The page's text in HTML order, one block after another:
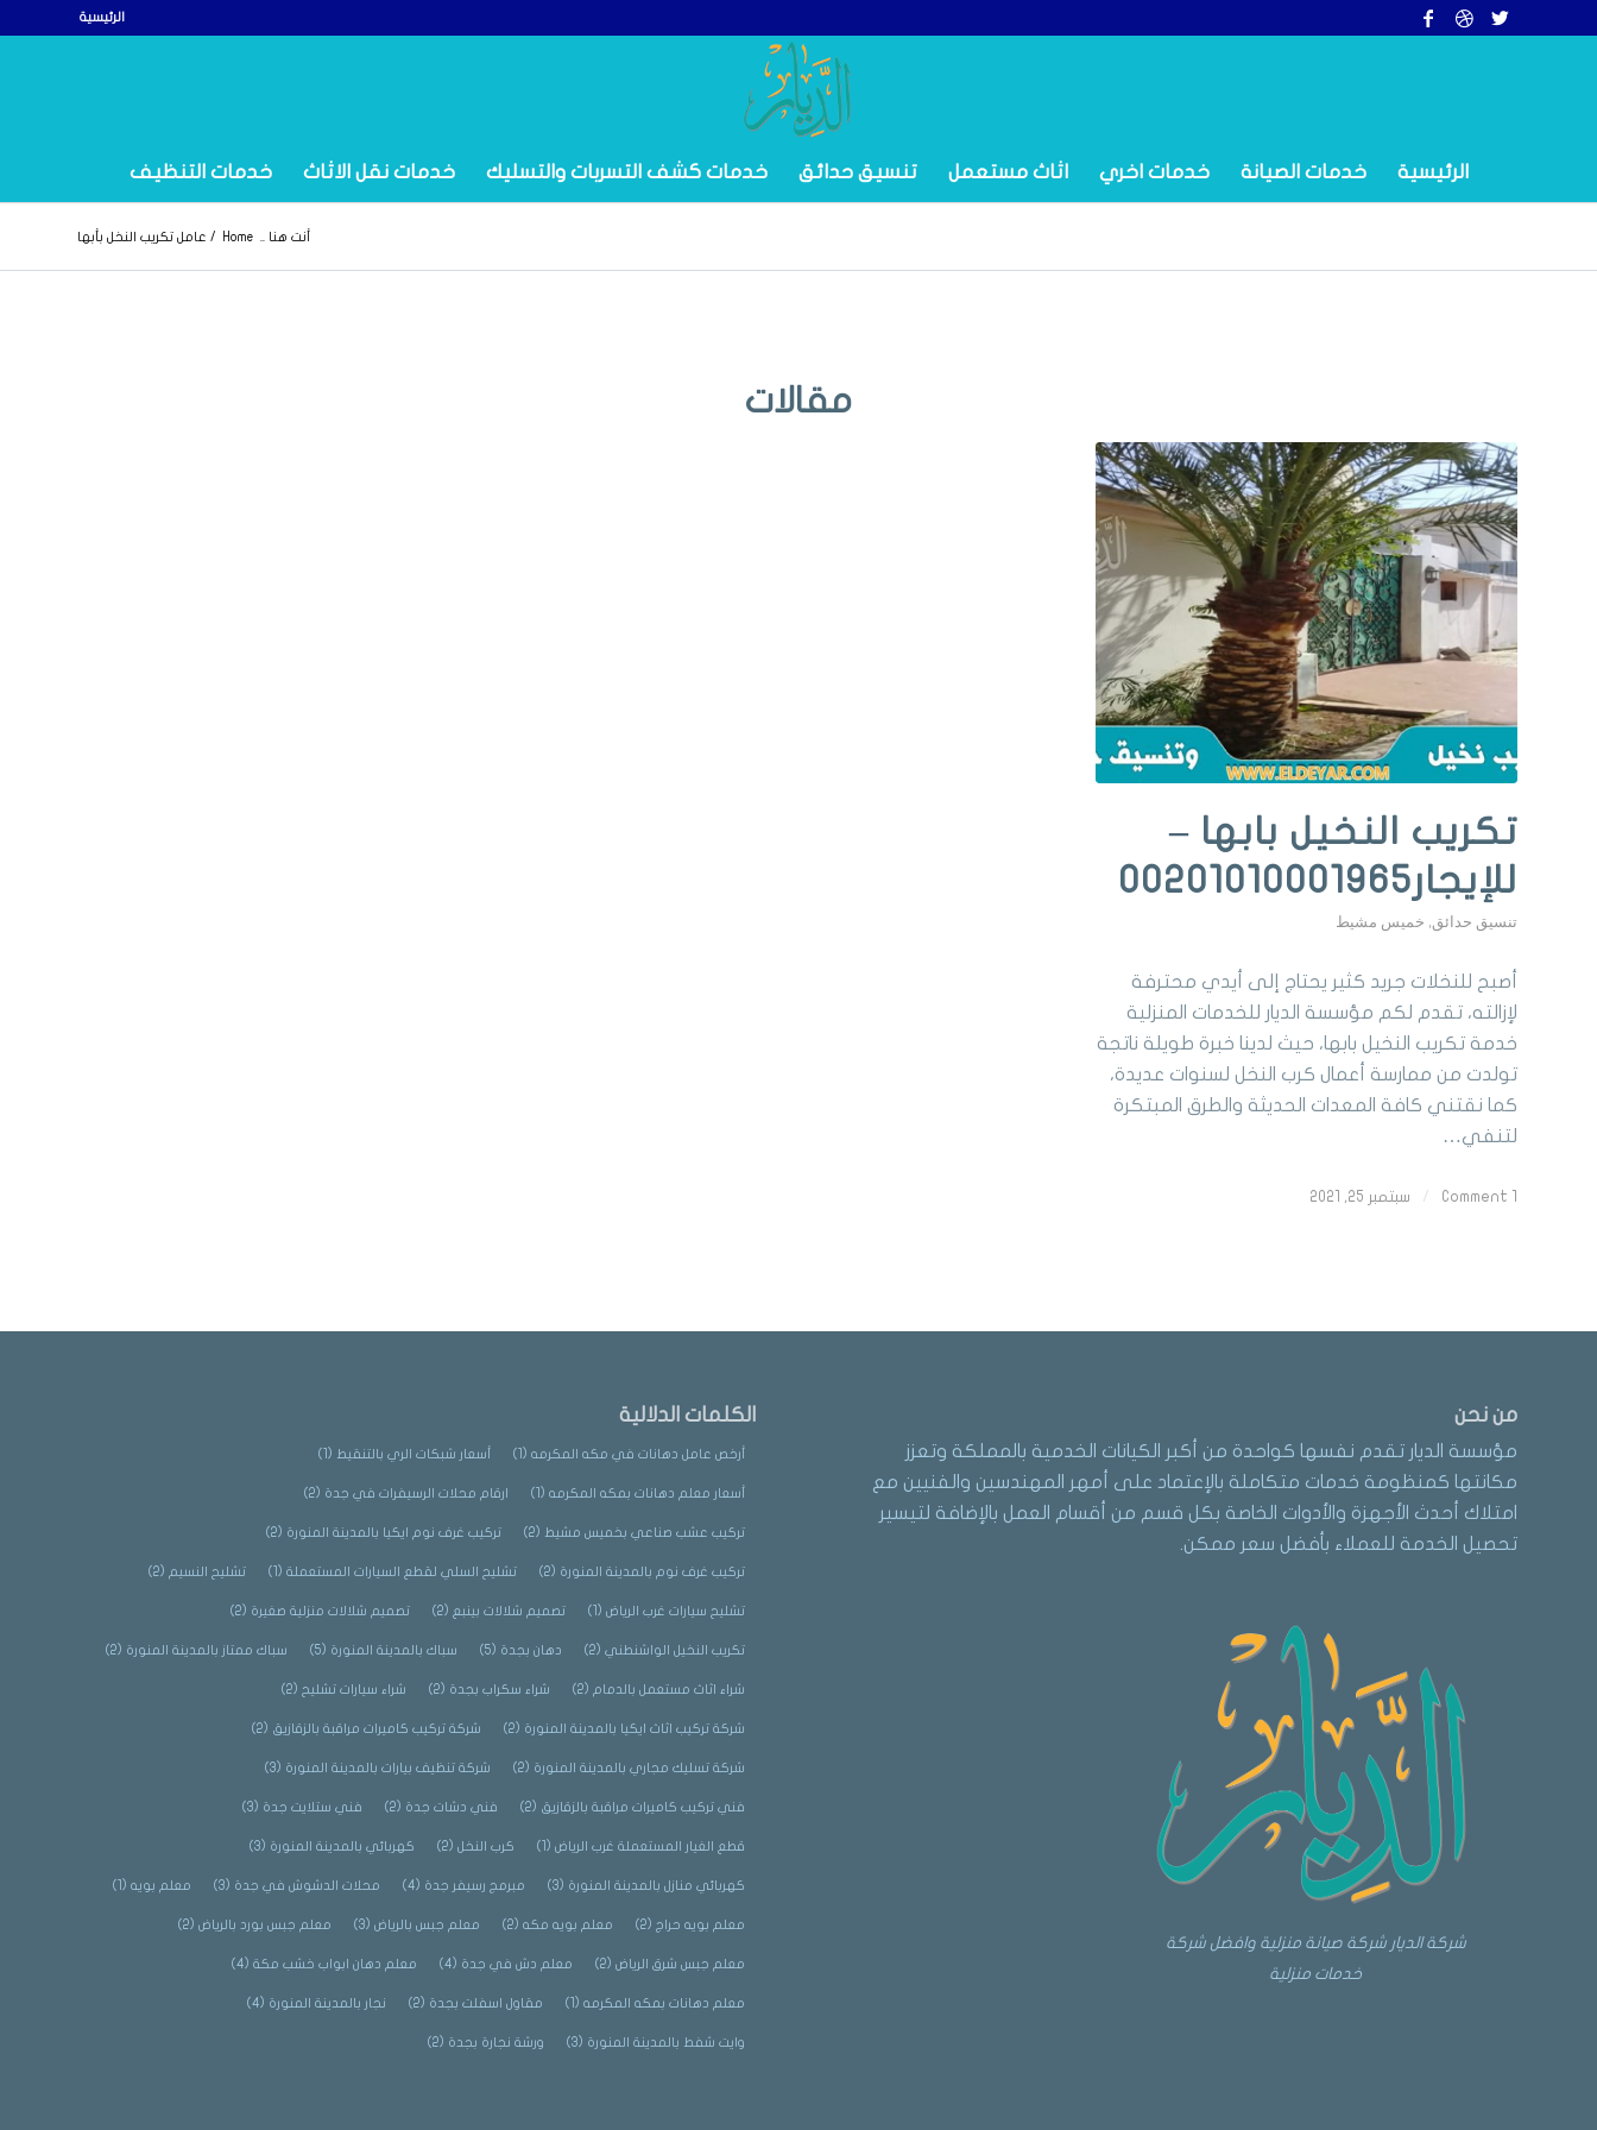
الرئيسية
الرئيسية خدمات الصيانة خدمات اخري اثاث مستعمل تنسيق حدائق خدمات كشف التسربات والتسليك خدمات نقل الاثاث خدمات التنظيف
أنت هنا .. Home
/ عامل تكريب النخل بأبها
مقالات
تكريب النخيل بابها –
للإيجار00201010001965
تنسيق حدائق, خميس مشيط
أصبح للنخلات جريد كثير يحتاج إلى أيدي محترفة
لإزالته، تقدم لكم مؤسسة الديار للخدمات المنزلية
خدمة تكريب النخيل بابها، حيث لدينا خبرة طويلة ناتجة
تولدت من ممارسة أعمال كرب النخل لسنوات عديدة،
كما نقتني كافة المعدات الحديثة والطرق المبتكرة
لتنفي…
1 Comment
/ سبتمبر 25, 2021
من نحن
مؤسسة الديار تقدم نفسها كواحدة من أكبر الكيانات الخدمية بالمملكة وتعزز
مكانتها كمنظومة خدمات متكاملة بالإعتماد على أمهر المهندسين والفنيين مع
امتلاك أحدث الأجهزة والأدوات الخاصة بكل قسم من أقسام العمل بالإضافة لتيسير
تحصيل الخدمة للعملاء بأفضل سعر ممكن.
شركة الديار شركة صيانة منزلية وافضل شركة
خدمات منزلية
الكلمات الدلالية
أرخص عامل دهانات في مكه المكرمه (1) أسعار شبكات الري بالتنقيط (1)
أسعار معلم دهانات بمكه المكرمه (1) ارقام محلات الرسيفرات في جدة (2)
تركيب عشب صناعي بخميس مشيط (2) تركيب غرف نوم ايكيا بالمدينة المنورة (2)
تركيب غرف نوم بالمدينة المنورة (2) تشليح السلي لقطع السيارات المستعملة (1) تشليح النسيم (2)
تشليح سيارات غرب الرياض (1) تصميم شلالات بينبع (2) تصميم شلالات منزلية صغيرة (2)
تكريب النخيل الواشنطني (2) دهان بجدة (5) سباك بالمدينة المنورة (5) سباك ممتاز بالمدينة المنورة (2)
شراء اثاث مستعمل بالدمام (2) شراء سكراب بجدة (2) شراء سيارات تشليح (2)
شركة تركيب اثاث ايكيا بالمدينة المنورة (2) شركة تركيب كاميرات مراقبة بالزقازيق (2)
شركة تسليك مجاري بالمدينة المنورة (2) شركة تنظيف بيارات بالمدينة المنورة (3)
فني تركيب كاميرات مراقبة بالزقازيق (2) فني دشات جدة (2) فني ستلايت جدة (3)
قطع الغيار المستعملة غرب الرياض (1) كرب النخل (2) كهربائي بالمدينة المنورة (3)
كهربائي منازل بالمدينة المنورة (3) مبرمج رسيفر جدة (4) محلات الدشوش في جدة (3) معلم بويه (1)
معلم بويه حراج (2) معلم بويه مكه (2) معلم جبس بالرياض (3) معلم جبس بورد بالرياض (2)
معلم جبس شرق الرياض (2) معلم دش في جدة (4) معلم دهان ابواب خشب مكة (4)
معلم دهانات بمكه المكرمه (1) مقاول اسفلت بجدة (2) نجار بالمدينة المنورة (4)
وايت شفط بالمدينة المنورة (3) ورشة نجارة بجدة (2)